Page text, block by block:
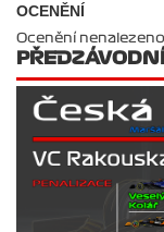
OCENĚNÍ
Ocenění nenalezeno